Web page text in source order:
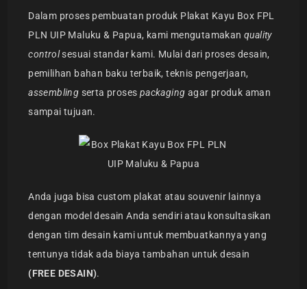
Dalam proses pembuatan produk Plakat Kayu Box FPL
PLN UIP Maluku & Papua, kami mengutamakanquality
controlsesuai standar kami. Mulai dari proses desain,
pemilihan bahan baku terbaik, teknis pengerjaan,
assembling serta proses packaging agar produk aman
sampai tujuan.
Anda juga bisa custom plakat atau souvenir lainnya
dengan model desain Anda sendiri atau konsultasikan
dengan tim desain kami untuk membuatkannya yang
tentunya tidak ada biaya tambahan untuk desain
(FREE DESAIN).